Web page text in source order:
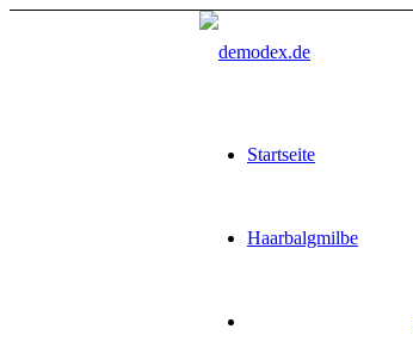
Startseite
Haarbalgmilbe